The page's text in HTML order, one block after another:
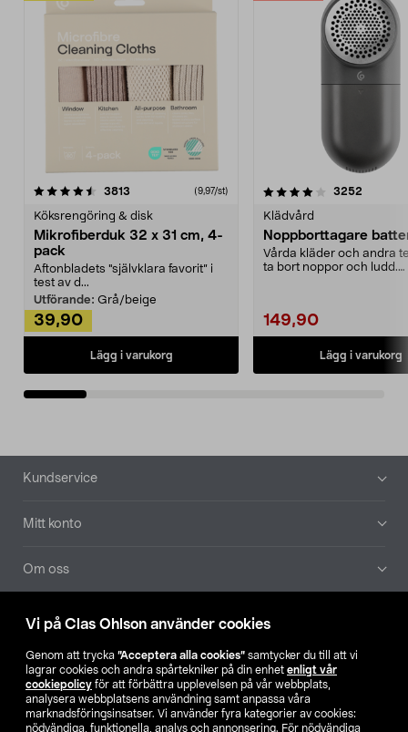
Vi på Clas Ohlson använder cookies
Genom att trycka ”Acceptera alla cookies” samtycker du till att vi
lagrar cookies och andra spårtekniker på din enhet enligt vår
cookiepolicy för att förbättra upplevelsen på vår webbplats,
analysera webbplatsens användning samt anpassa våra
marknadsföringsinsatser. Vi använder fyra kategorier av cookies:
nödvändiga, funktionella, analys och annonsering. För nödvändiga
3813 (9,97/st)
Köksrengöring & disk
Mikrofiberduk 32 x 31 cm, 4-
pack
Aftonbladets "självklara favorit” i
test av d...
Utförande: Grå/beige
39,90
Lägg i varukorg
4.0av 5 stjärnor 3252
Klädvård
Noppborttagare
Vårda kläder och andra
ta bort noppor och ludd.
149,90
Lägg i varukorg
4.5av 5 stjärnor
Sidfot
Kundservice
Mitt konto
Om oss
Aktuellt
Våra bolag
Hitta butik